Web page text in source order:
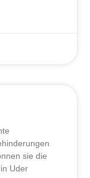
sie die
Uder